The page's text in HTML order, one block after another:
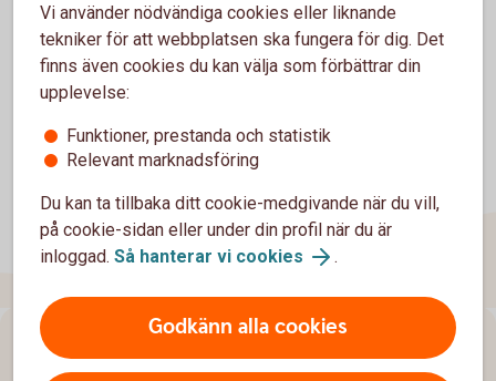
Vi använder nödvändiga cookies eller liknande
tekniker för att webbplatsen ska fungera för dig. Det
finns även cookies du kan välja som förbättrar din
upplevelse:
Funktioner, prestanda och statistik
Relevant marknadsföring
Du kan ta tillbaka ditt cookie-medgivande när du vill,
på cookie-sidan eller under din profil när du är
inloggad. Så hanterar vi cookies .
Godkänn alla cookies
Sidfot
Hitta snabbt